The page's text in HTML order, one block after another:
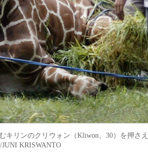
キリンのクリウォン（Kliwon、30）を押さえ
KRISWANTO